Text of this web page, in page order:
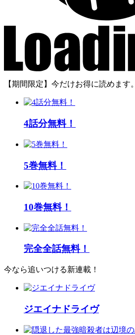
【期間限定】今だけお得に読めます。
4話分無料！
5巻無料！
10巻無料！
完全全話無料！
今なら追いつける新連載！
ジエイナドライヴ